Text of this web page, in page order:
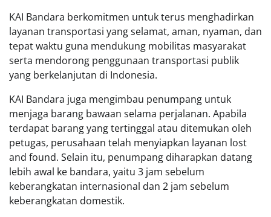
KAI Bandara berkomitmen untuk terus menghadirkan
layanan transportasi yang selamat, aman, nyaman, dan
tepat waktu guna mendukung mobilitas masyarakat
serta mendorong penggunaan transportasi publik
yang berkelanjutan di Indonesia.
KAI Bandara juga mengimbau penumpang untuk
menjaga barang bawaan selama perjalanan. Apabila
terdapat barang yang tertinggal atau ditemukan oleh
petugas, perusahaan telah menyiapkan layanan lost
and found. Selain itu, penumpang diharapkan datang
lebih awal ke bandara, yaitu 3 jam sebelum
keberangkatan internasional dan 2 jam sebelum
keberangkatan domestik.